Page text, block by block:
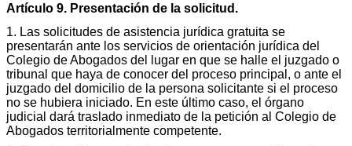
Artículo 9. Presentación de la solicitud.
1. Las solicitudes de asistencia jurídica gratuita se
presentarán ante los servicios de orientación jurídica del
Colegio de Abogados del lugar en que se halle el juzgado o
tribunal que haya de conocer del proceso principal, o ante el
juzgado del domicilio de la persona solicitante si el proceso
no se hubiera iniciado. En este último caso, el órgano
judicial dará traslado inmediato de la petición al Colegio de
Abogados territorialmente competente.